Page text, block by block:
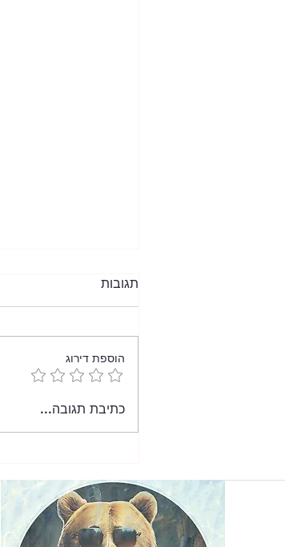
כמהין בשמי אומבריה
תגובות
הוספת דירוג
כתיבת תגובה...